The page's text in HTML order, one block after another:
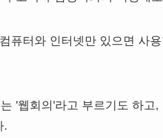
퓨터와 인터넷만 있으면 사
'웹회의'라고 부르기도 하
.